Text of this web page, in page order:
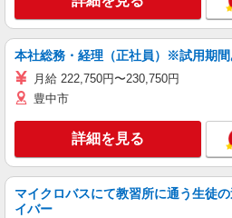
本社総務・経理（正社員）※試用期間
月給 222,750円〜230,750円
豊中市
詳細を見る
マイクロバスにて教習所に通う生徒
イバー